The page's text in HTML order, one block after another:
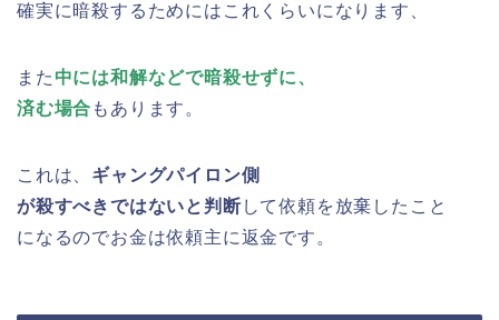
確実に暗殺するためにはこれくらいになります、
また 中には和解などで暗殺せずに、
済む場合 もあります。
これは、 ギャングパイロン側
が殺すべきではないと判断 して依頼を放棄したこと
になるのでお金は依頼主に返金です。